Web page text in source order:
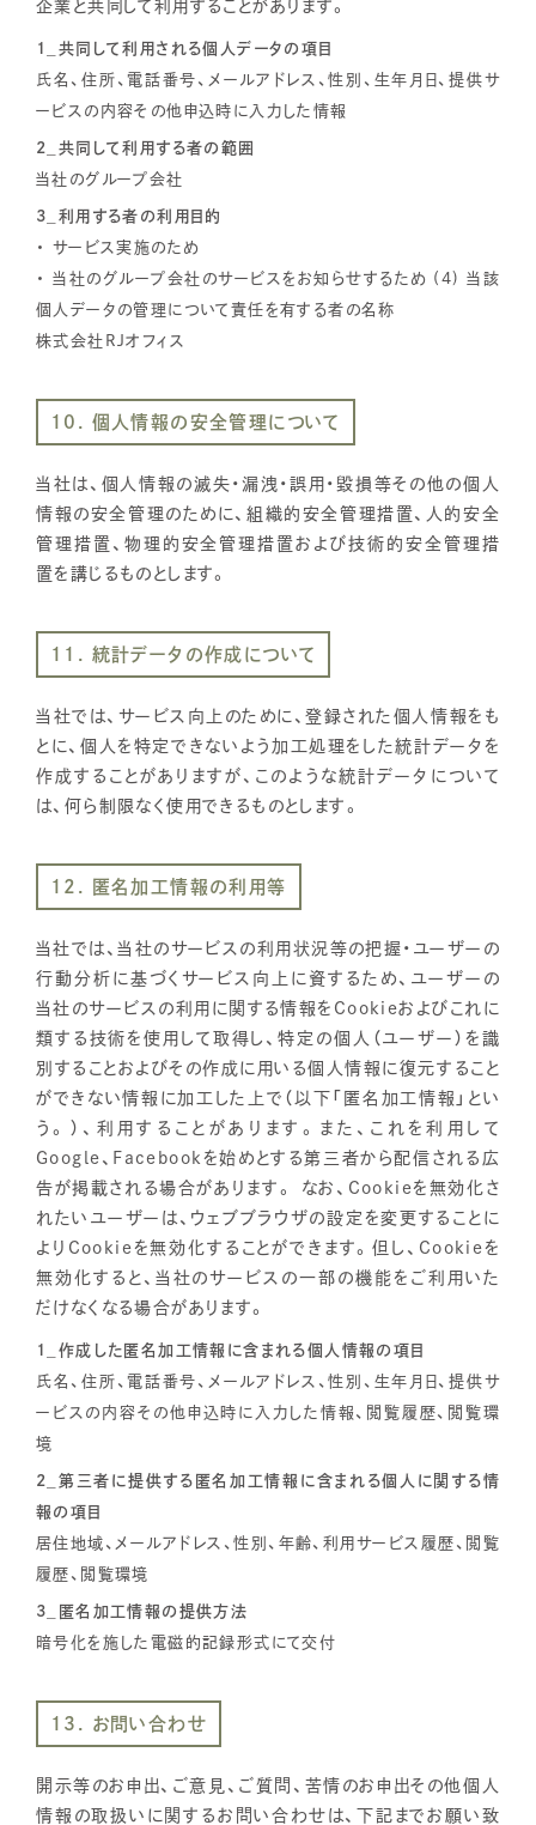
企業と共同して利用することがあります。
1_共同して利用される個人データの項目
氏名、住所、電話番号、メールアドレス、性別、生年月日、提供サ
ービスの内容その他申込時に入力した情報
2_共同して利用する者の範囲
当社のグループ会社
3_利用する者の利用目的
・ サービス実施のため
・ 当社のグループ会社のサービスをお知らせするため (4) 当該
個人データの管理について責任を有する者の名称
株式会社RJオフィス
10. 個人情報の安全管理について
当社は、個人情報の滅失・漏洩・誤用・毀損等その他の個人
情報の安全管理のために、組織的安全管理措置、人的安全
管理措置、物理的安全管理措置および技術的安全管理措
置を講じるものとします。
11. 統計データの作成について
当社では、サービス向上のために、登録された個人情報をも
とに、個人を特定できないよう加工処理をした統計データを
作成することがありますが、このような統計データについて
は、何ら制限なく使用できるものとします。
12. 匿名加工情報の利用等
当社では、当社のサービスの利用状況等の把握・ユーザーの
行動分析に基づくサービス向上に資するため、ユーザーの
当社のサービスの利用に関する情報をCookieおよびこれに
類する技術を使用して取得し、特定の個人（ユーザー）を識
別することおよびその作成に用いる個人情報に復元すること
ができない情報に加工した上で（以下「匿名加工情報」とい
う。）、利用することがあります。また、これを利用して
Google、Facebookを始めとする第三者から配信される広
告が掲載される場合があります。 なお、Cookieを無効化さ
れたいユーザーは、ウェブブラウザの設定を変更することに
よりCookieを無効化することができます。但し、Cookieを
無効化すると、当社のサービスの一部の機能をご利用いた
だけなくなる場合があります。
1_作成した匿名加工情報に含まれる個人情報の項目
氏名、住所、電話番号、メールアドレス、性別、生年月日、提供サ
ービスの内容その他申込時に入力した情報、閲覧履歴、閲覧環
境
2_第三者に提供する匿名加工情報に含まれる個人に関する情
報の項目
居住地域、メールアドレス、性別、年齢、利用サービス履歴、閲覧
履歴、閲覧環境
3_匿名加工情報の提供方法
暗号化を施した電磁的記録形式にて交付
13. お問い合わせ
開示等のお申出、ご意見、ご質問、苦情のお申出その他個人
情報の取扱いに関するお問い合わせは、下記までお願い致